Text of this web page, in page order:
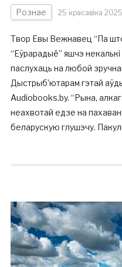
Рознае 25 красавіка 2025
Твор Евы Вежнавец “Па
“Еўрарадыё” яшчэ
паслухаць на любой
Дыстрыб’ютарам гэтай
Audiobooks.by. “Рына,
неахвотай едзе на
беларускую глушэчу.